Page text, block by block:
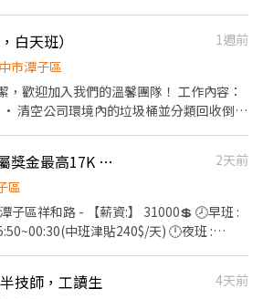
均需在新夜班實習
育獎金滿一個月：$2000、滿二個月：
制度】周休二日(需配
獎金: 每3個月累計加
，獎金4000元/次 每3個月累計加班時數大
/次 ❣久任獎金: 滿1個月可領
應徵看這裡📞
旻 ❤️‍加賴詢問:搜尋帳號@547qfznf（記
lin.ee/TuSzLpe (加入後請傳: 職缺截
➪久坐冷氣房，舒適工作環境(❁´◡`❁)
子區祥和路 ————
➡️薪資每月10號
6000
裝 ▪ 產品檢驗及試產前置作業
白天班）
1週前
市潭子區
加入我們的溫馨團隊！ 工作內容：
清空公司環境內的垃圾桶並分類回收倒垃
，儲物間整潔收納 • 整理補充洗手間、
紙、生理用品、洗手乳、洗碗精，如果
金就近購買，打統編即可） • 公司有天使
一直蹭妳的腳，對貓毛過敏或討厭貓咪
理 • 老闆中重度五十肩及身體受傷，正
連空氣鳳梨都可以養死，請幫忙澆花澆
夜班40K⬆🔥受訓專屬獎金最高17K ! 冷氣房零件組裝
2天前
區
子區祥和路 - 【薪資:】 31000💲 🕗早班 :
中班津貼240$/天) 🕛夜班 :
裝、包裝 / 產品品質檢驗 /產品測試 - 🎁福
技師，工讀生
4天前